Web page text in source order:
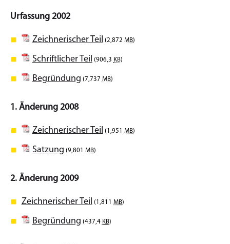
Urfassung 2002
Zeichnerischer Teil (2,872 MB)
Schriftlicher Teil (906,3 KB)
Begründung (7,737 MB)
1. Änderung 2008
Zeichnerischer Teil (1,951 MB)
Satzung (9,801 MB)
2. Änderung 2009
Zeichnerischer Teil (1,811 MB)
Begründung (437,4 KB)